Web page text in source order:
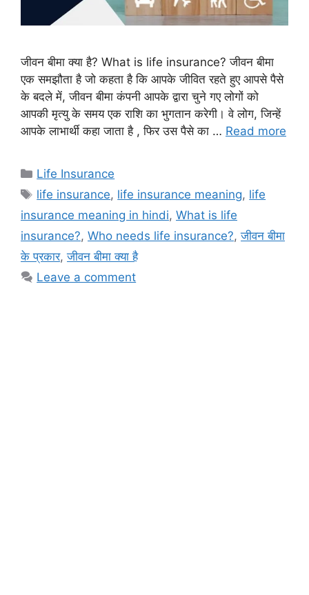
जीवन बीमा क्या है? What is life insurance? जीवन बीमा
एक समझौता है जो कहता है कि आपके जीवित रहते हुए आपसे पैसे
के बदले में, जीवन बीमा कंपनी आपके द्वारा चुने गए लोगों को
आपकी मृत्यु के समय एक राशि का भुगतान करेगी। वे लोग, जिन्हें
आपके लाभार्थी कहा जाता है , फिर उस पैसे का … Read more
Categories
Life Insurance
Tags
life insurance, life insurance meaning, life
insurance meaning in hindi, What is life
insurance?, Who needs life insurance?,जीवन बीमा
के प्रकार,जीवन बीमा क्या है
Leave a comment